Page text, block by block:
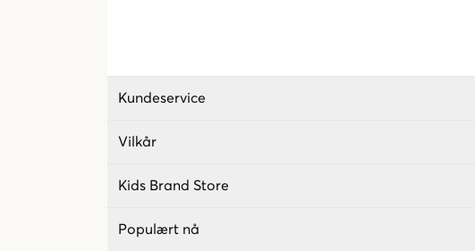
Kundeservice
Vilkår
Kids Brand Store
Populært nå